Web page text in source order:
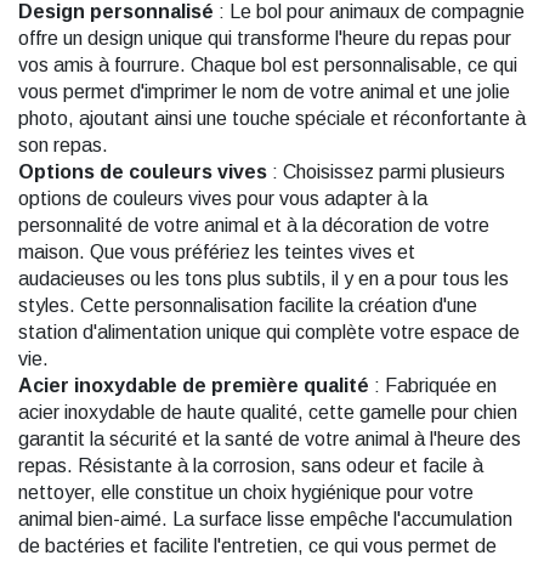
Design personnalisé : Le bol pour animaux de compagnie
offre un design unique qui transforme l'heure du repas pour
vos amis à fourrure. Chaque bol est personnalisable, ce qui
vous permet d'imprimer le nom de votre animal et une jolie
photo, ajoutant ainsi une touche spéciale et réconfortante à
son repas.
Options de couleurs vives : Choisissez parmi plusieurs
options de couleurs vives pour vous adapter à la
personnalité de votre animal et à la décoration de votre
maison. Que vous préfériez les teintes vives et
audacieuses ou les tons plus subtils, il y en a pour tous les
styles. Cette personnalisation facilite la création d'une
station d'alimentation unique qui complète votre espace de
vie.
Acier inoxydable de première qualité : Fabriquée en
acier inoxydable de haute qualité, cette gamelle pour chien
garantit la sécurité et la santé de votre animal à l'heure des
repas. Résistante à la corrosion, sans odeur et facile à
nettoyer, elle constitue un choix hygiénique pour votre
animal bien-aimé. La surface lisse empêche l'accumulation
de bactéries et facilite l'entretien, ce qui vous permet de